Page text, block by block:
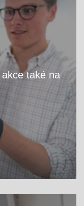
také na
fakultní areál a